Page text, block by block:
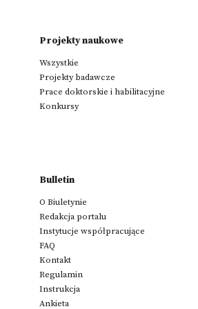
Projekty naukowe
Wszystkie
Projekty badawcze
Prace doktorskie i habilitacyjne
Konkursy
Bulletin
O Biuletynie
Redakcja portalu
Instytucje współpracujące
FAQ
Kontakt
Regulamin
Instrukcja
Ankieta